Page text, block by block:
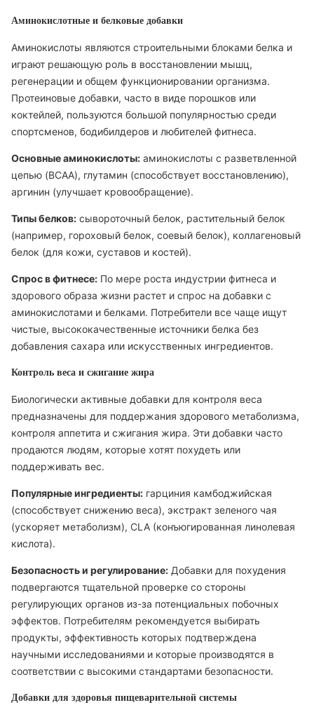
Аминокислотные и белковые добавки
Аминокислоты являются строительными блоками белка и
играют решающую роль в восстановлении мышц,
регенерации и общем функционировании организма.
Протеиновые добавки, часто в виде порошков или
коктейлей, пользуются большой популярностью среди
спортсменов, бодибилдеров и любителей фитнеса.
Основные аминокислоты: аминокислоты с разветвленной
цепью (BCAA), глутамин (способствует восстановлению),
аргинин (улучшает кровообращение).
Типы белков: сывороточный белок, растительный белок
(например, гороховый белок, соевый белок), коллагеновый
белок (для кожи, суставов и костей).
Спрос в фитнесе: По мере роста индустрии фитнеса и
здорового образа жизни растет и спрос на добавки с
аминокислотами и белками. Потребители все чаще ищут
чистые, высококачественные источники белка без
добавления сахара или искусственных ингредиентов.
Контроль веса и сжигание жира
Биологически активные добавки для контроля веса
предназначены для поддержания здорового метаболизма,
контроля аппетита и сжигания жира. Эти добавки часто
продаются людям, которые хотят похудеть или
поддерживать вес.
Популярные ингредиенты: гарциния камбоджийская
(способствует снижению веса), экстракт зеленого чая
(ускоряет метаболизм), CLA (конъюгированная линолевая
кислота).
Безопасность и регулирование: Добавки для похудения
подвергаются тщательной проверке со стороны
регулирующих органов из-за потенциальных побочных
эффектов. Потребителям рекомендуется выбирать
продукты, эффективность которых подтверждена
научными исследованиями и которые производятся в
соответствии с высокими стандартами безопасности.
Добавки для здоровья пищеварительной системы